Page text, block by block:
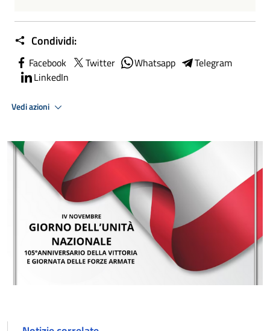
Condividi:
Facebook Twitter Whatsapp
Telegram
LinkedIn
Vedi azioni